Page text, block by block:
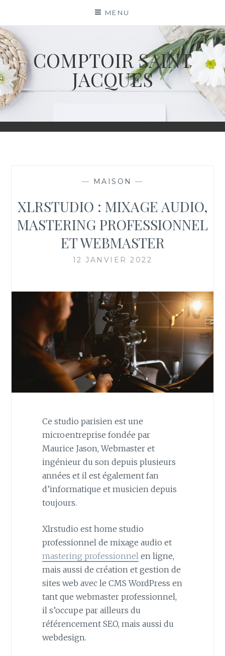
content
MENU
COMPTOIR SAINT
JACQUES
— MAISON —
XLRSTUDIO : MIXAGE AUDIO,
MASTERING PROFESSIONNEL
ET WEBMASTER
12 JANVIER 2022
Ce studio parisien est une
microentreprise fondée par
Maurice Jason, Webmaster et
ingénieur du son depuis plusieurs
années et il est également fan
d’informatique et musicien depuis
toujours.
Xlrstudio est home studio
professionnel de mixage audio et
mastering professionnelen ligne,
mais aussi de création et gestion de
sites web avec le CMS WordPress en
tant que webmaster professionnel,
il s’occupe par ailleurs du
référencement SEO, mais aussi du
webdesign.